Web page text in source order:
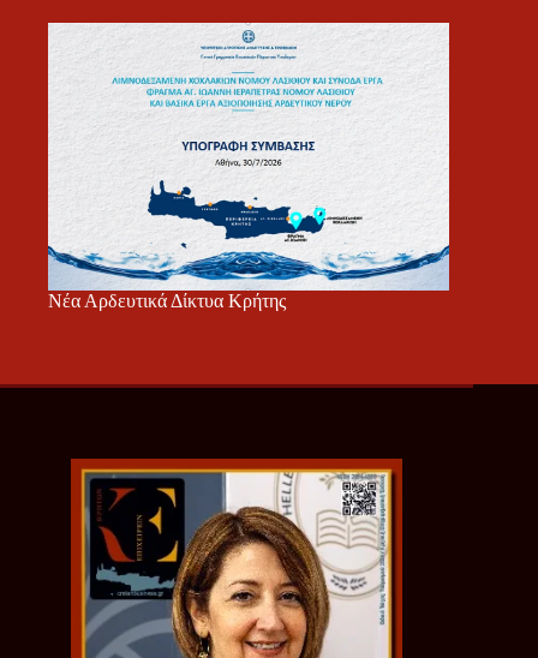
Νέα Αρδευτικά Δίκτυα Κρήτης